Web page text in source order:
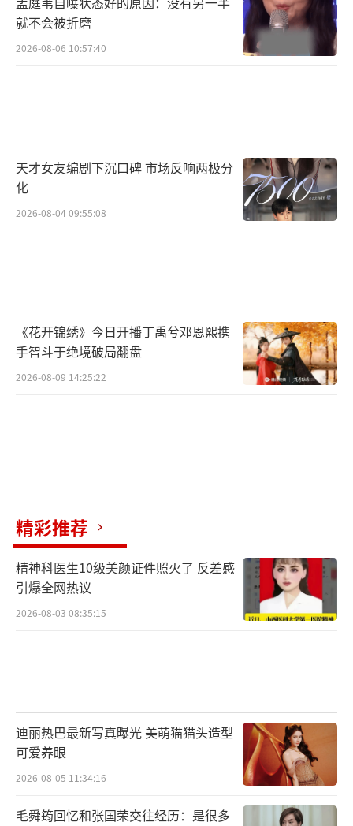
节目组改变了之前的录制方式。芒果台肯定会
继续打造其他群像，希望能推出下一个“071
3”。即使“0713”没有凭借《欢迎来到蘑菇
（责任编辑：0882）
就不会被折磨
2026-08-06 10:57:40
天才女友编剧下沉口碑 市场反响两极分
化
2026-08-04 09:55:08
《花开锦绣》今日开播丁禹兮邓恩熙携
手智斗于绝境破局翻盘
2026-08-09 14:25:22
精彩推荐
精神科医生10级美颜证件照火了 反差感
引爆全网热议
2026-08-03 08:35:15
迪丽热巴最新写真曝光 美萌猫猫头造型
可爱养眼
2026-08-05 11:34:16
毛舜筠回忆和张国荣交往经历：是很多